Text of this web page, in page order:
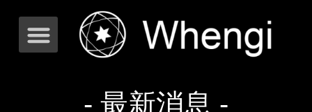
- 最新消息 -